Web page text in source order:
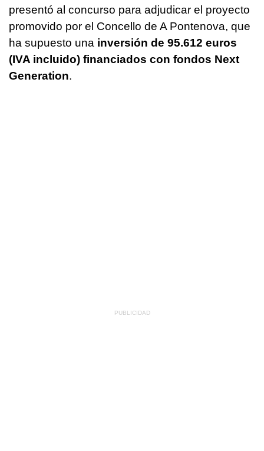
presentó al concurso para adjudicar el proyecto
promovido por el Concello de A Pontenova, que
ha supuesto una inversión de 95.612 euros
(IVA incluido) financiados con fondos Next
Generation.